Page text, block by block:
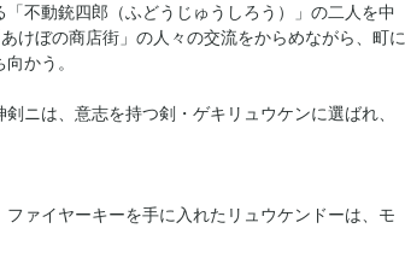
不動銃四郎（ふどうじゅうしろう）」の二人を中
けぼの商店街」の人々の交流をからめながら、町に
かう。
ニは、意志を持つ剣・ゲキリュウケンに選ばれ、
ァイヤーキーを手に入れたリュウケンドーは、モ